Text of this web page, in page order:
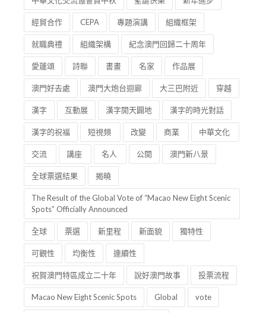
經貿合作 CEPA 專題演講 組織框架
就職典禮 組織架構 紀念澳門回歸二十周年
愛蓮頌 詩聯 書畫 名家 作品展
澳門好去處 澳門大炮台迴廊 大三巴附近 穿越
漢字 互動展 漢字開天闢地 漢字的時光對話
漢字的祝福 短視頻 改變 商業 中華文化
交流 講座 名人 公開 澳門新八景
全球票選結果 揭曉
The Result of the Global Vote of “Macao New Eight Scenic
Spots” Officially Announced
全球 票選 新里程 新面貌 獨特性
可觀性 均衡性 連續性
祝賀澳門特區成立二十年 說好澳門故事 投票流程
Macao New Eight Scenic Spots Global vote